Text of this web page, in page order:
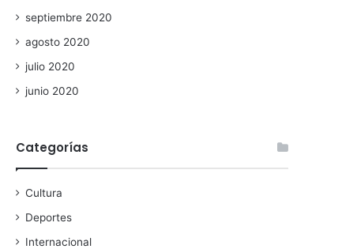
septiembre 2020
agosto 2020
julio 2020
junio 2020
Categorías
Cultura
Deportes
Internacional